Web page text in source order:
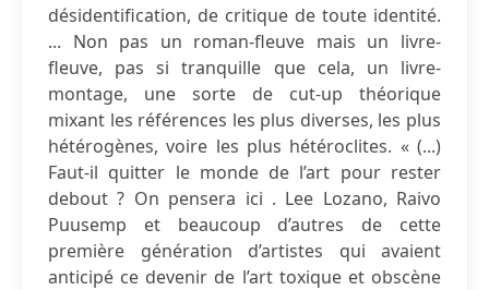
désidentification, de critique de toute identité.
... Non pas un roman-fleuve mais un livre-
fleuve, pas si tranquille que cela, un livre-
montage, une sorte de cut-up théorique
mixant les références les plus diverses, les plus
hétérogènes, voire les plus hétéroclites. « (...)
Faut-il quitter le monde de l’art pour rester
debout ? On pensera ici . Lee Lozano, Raivo
Puusemp et beaucoup d’autres de cette
première génération d’artistes qui avaient
anticipé ce devenir de l’art toxique et obscène